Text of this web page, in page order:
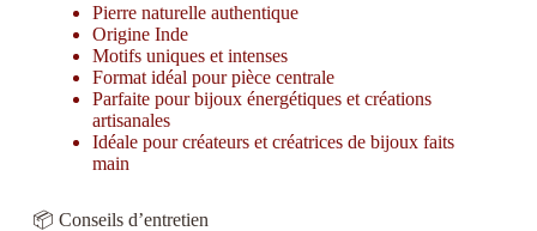
Pierre naturelle authentique
Origine Inde
Motifs uniques et intenses
Format idéal pour pièce centrale
Parfaite pour bijoux énergétiques et créations
artisanales
Idéale pour créateurs et créatrices de bijoux faits
main
📦 Conseils d’entretien